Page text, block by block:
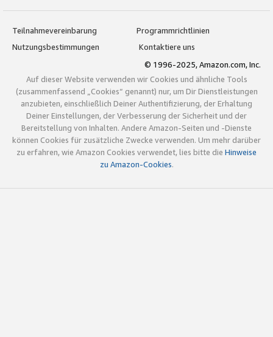
Teilnahmevereinbarung
Programmrichtlinien
Nutzungsbestimmungen
Kontaktiere uns
© 1996-2025, Amazon.com, Inc.
Auf dieser Website verwenden wir Cookies und ähnliche Tools
(zusammenfassend „Cookies“ genannt) nur, um Dir Dienstleistungen
anzubieten, einschließlich Deiner Authentifizierung, der Erhaltung
Deiner Einstellungen, der Verbesserung der Sicherheit und der
Bereitstellung von Inhalten. Andere Amazon-Seiten und -Dienste
können Cookies für zusätzliche Zwecke verwenden. Um mehr darüber
zu erfahren, wie Amazon Cookies verwendet, lies bitte die Hinweise
zu Amazon-Cookies.